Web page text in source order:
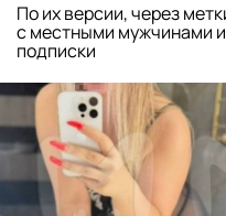
По их версии, через
с местными мужчинами
подписки